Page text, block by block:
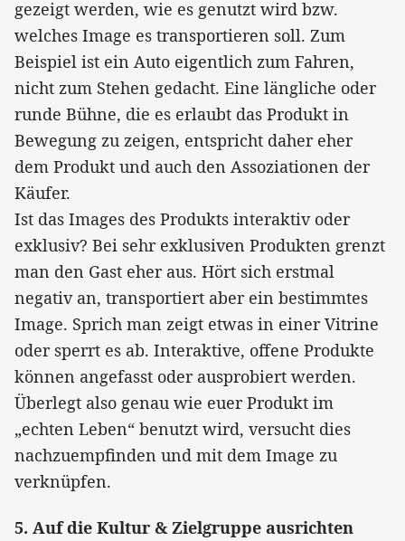
gezeigt werden, wie es genutzt wird bzw.
welches Image es transportieren soll. Zum
Beispiel ist ein Auto eigentlich zum Fahren,
nicht zum Stehen gedacht. Eine längliche oder
runde Bühne, die es erlaubt das Produkt in
Bewegung zu zeigen, entspricht daher eher
dem Produkt und auch den Assoziationen der
Käufer.
Ist das Images des Produkts interaktiv oder
exklusiv? Bei sehr exklusiven Produkten grenzt
man den Gast eher aus. Hört sich erstmal
negativ an, transportiert aber ein bestimmtes
Image. Sprich man zeigt etwas in einer Vitrine
oder sperrt es ab. Interaktive, offene Produkte
können angefasst oder ausprobiert werden.
Überlegt also genau wie euer Produkt im
„echten Leben“ benutzt wird, versucht dies
nachzuempfinden und mit dem Image zu
verknüpfen.
5. Auf die Kultur & Zielgruppe ausrichten